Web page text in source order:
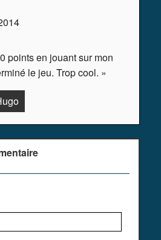
points en jouant sur mon
le jeu. Trop cool. »